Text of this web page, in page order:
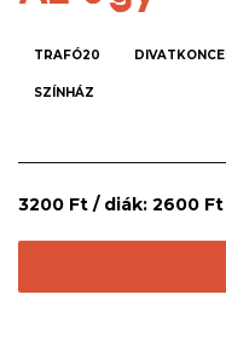
TRAFÓ20
SZÍNHÁZ
3200 Ft / diák: 2600 Ft